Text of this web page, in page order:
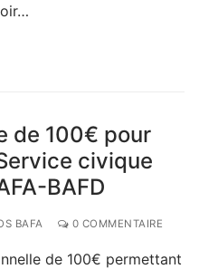
de 100€ pour
civique
BAFD
BAFA 0 COMMENTAIRE
de 100€ permettant